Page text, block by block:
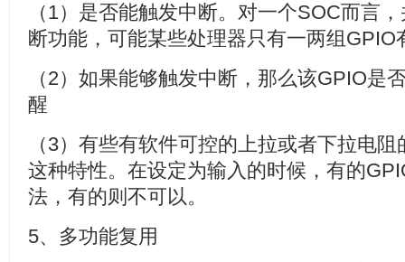
（1）是否能触发中断。对一个SOC而言
断功能，可能某些处理器只有一两组GPIO
（2）如果能够触发中断，那么该GPIO是
醒
（3）有些有软件可控的上拉或者下拉电
这种特性。在设定为输入的时候，有的
法，有的则不可以。
5、多功能复用